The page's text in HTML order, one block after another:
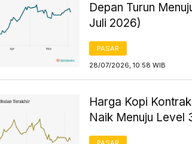
Depan Turun
Juli 2026)
PASAR
28/07/2026, 10:58 WIB
Harga Kopi
Naik Menuju Level